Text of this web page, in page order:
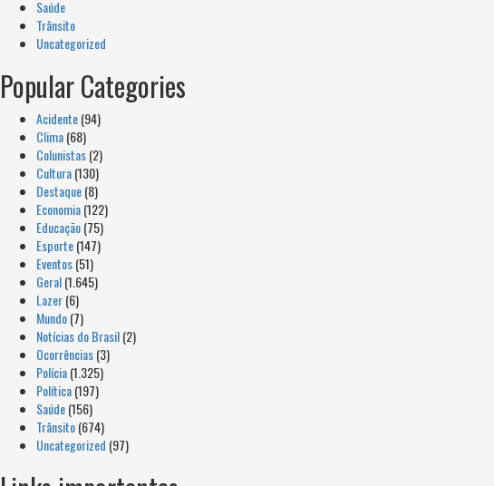
Saúde
Trânsito
Uncategorized
Popular Categories
Acidente(94)
Clima(68)
Colunistas(2)
Cultura(130)
Destaque(8)
Economia(122)
Educação(75)
Esporte(147)
Eventos(51)
Geral(1.645)
Lazer(6)
Mundo(7)
Notícias do Brasil(2)
Ocorrências(3)
Polícia(1.325)
Política(197)
Saúde(156)
Trânsito(674)
Uncategorized (97)